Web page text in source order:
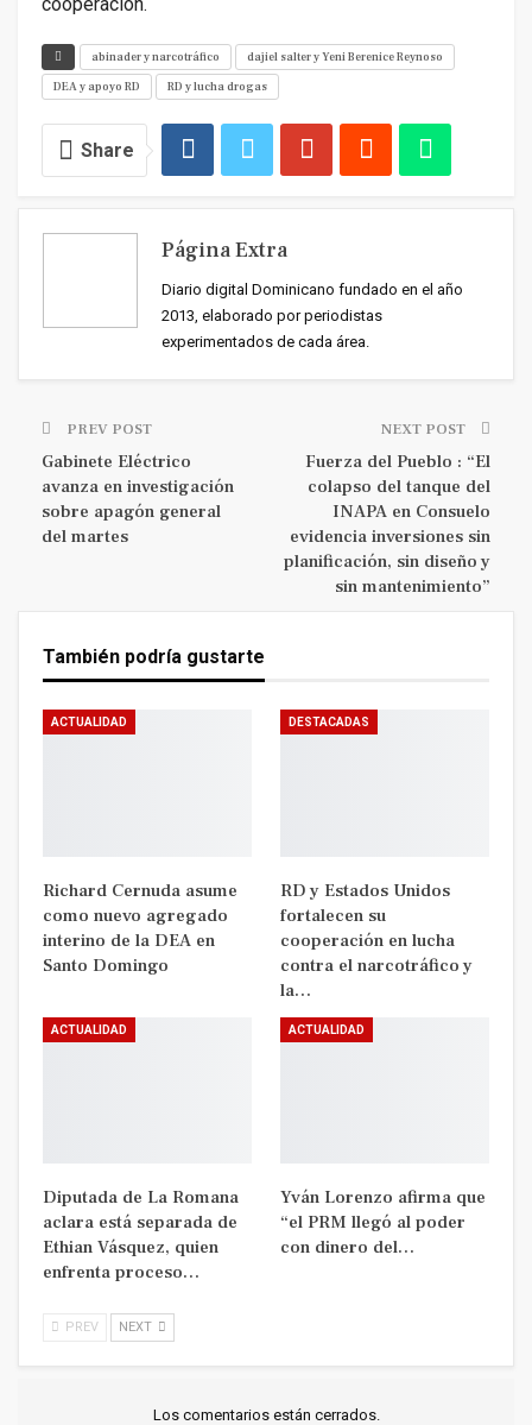
cooperación.
abinader y narcotráfico
dajiel salter y Yeni Berenice Reynoso
DEA y apoyo RD
RD y lucha drogas
Share
Página Extra
Diario digital Dominicano fundado en el año
2013, elaborado por periodistas
experimentados de cada área.
PREV POST
Gabinete Eléctrico
avanza en investigación
sobre apagón general
del martes
NEXT POST
Fuerza del Pueblo : “El
colapso del tanque del
INAPA en Consuelo
evidencia inversiones sin
planificación, sin diseño y
sin mantenimiento”
También podría gustarte
ACTUALIDAD
Richard Cernuda asume
como nuevo agregado
interino de la DEA en
Santo Domingo
DESTACADAS
RD y Estados Unidos
fortalecen su
cooperación en lucha
contra el narcotráfico y
la…
ACTUALIDAD
Diputada de La Romana
aclara está separada de
Ethian Vásquez, quien
enfrenta proceso…
ACTUALIDAD
Yván Lorenzo afirma que
“el PRM llegó al poder
con dinero del…
PREV NEXT
Los comentarios están cerrados.